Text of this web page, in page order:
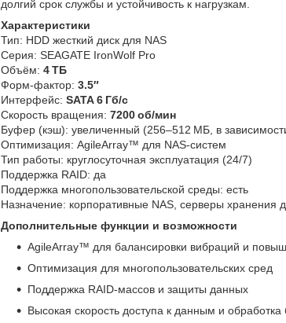
долгий срок службы и устойчивость к нагрузкам.
Характеристики
Тип: HDD жесткий диск для NAS
Серия: SEAGATE IronWolf Pro
Объём: 4 ТБ
Форм‑фактор: 3.5″
Интерфейс: SATA 6 Гб/с
Скорость вращения: 7200 об/мин
Буфер (кэш): увеличенный (256–512 МБ, в
Оптимизация: AgileArray™ для NAS‑систем
Тип работы: круглосуточная эксплуатация (24/7)
Поддержка RAID: да
Поддержка многопользовательской среды: есть
Назначение: корпоративные NAS, серверы хранения
Дополнительные функции и возможности
AgileArray™ для балансировки вибраций и
Оптимизация для многопользовательских сред
Поддержка RAID‑массов и защиты данных
Высокая скорость доступа к данным и